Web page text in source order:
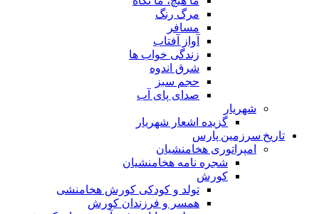
مرگ رنگ
مسافر
آواز آفتاب
زندگی خواب ها
شرق اندوه
حجم سبز
صدای پای آب
شهریار
گزیده اشعار شهریار
تاریخ سرزمین پارس
امپراتوری هخامنشیان
شجره نامه هخامنشیان
کورش
تولد و کودکی کورش هخامنشی
همسر و فرزندان کورش